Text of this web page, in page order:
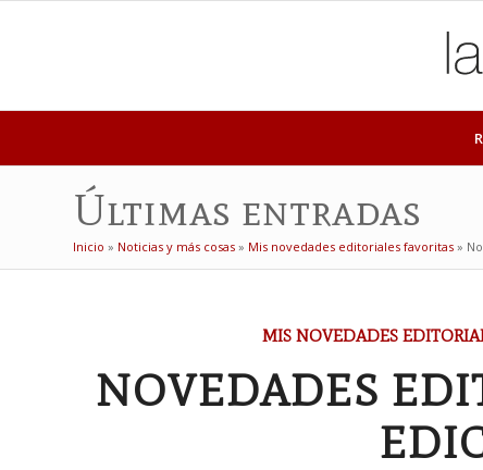
Últimas entradas
Inicio » Noticias y más cosas » Mis novedades editoriales favoritas »
MIS NOVEDADES
NOVEDADES